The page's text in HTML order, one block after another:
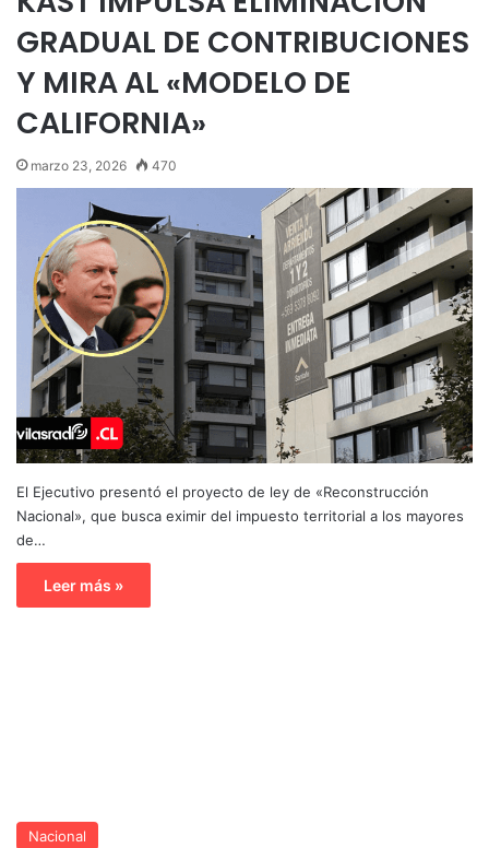
GRADUAL DE CONTRIBUCIONES
Y MIRA AL «MODELO DE
CALIFORNIA»
marzo 23, 2026 470
El Ejecutivo presentó el proyecto de ley de «Reconstrucción
Nacional», que busca eximir del impuesto territorial a los mayores
de…
Leer más »
Nacional